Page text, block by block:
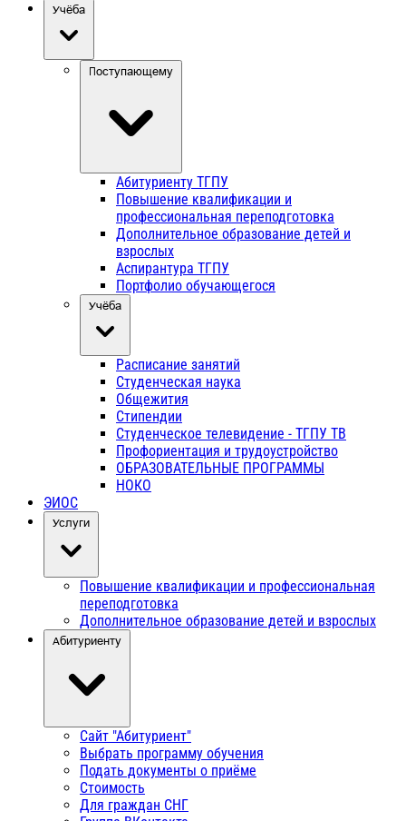
Учёба
Поступающему
Абитуриенту ТГПУ
Повышение квалификации и
профессиональная переподготовка
Дополнительное образование детей и
взрослых
Аспирантура ТГПУ
Портфолио обучающегося
Учёба
Расписание занятий
Студенческая наука
Общежития
Стипендии
Студенческое телевидение - ТГПУ ТВ
Профориентация и трудоустройство
ОБРАЗОВАТЕЛЬНЫЕ ПРОГРАММЫ
НОКО
ЭИОС
Услуги
Повышение квалификации и профессиональная
переподготовка
Дополнительное образование детей и взрослых
Абитуриенту
Сайт "Абитуриент"
Выбрать программу обучения
Подать документы о приёме
Стоимость
Для граждан СНГ